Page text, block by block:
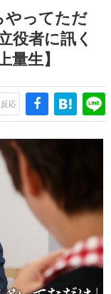
に与えた影響を探る企
なトピック・タイト
ビューや識者による
ターの青春〜
れるマンガ家・田中圭
ンガです。
の魅力を画面や操作の
派で骨太な評論連載
ゲームにまつわる言葉
ター文化史研究家・タ
やってただ
役者に訊く
生】
反応